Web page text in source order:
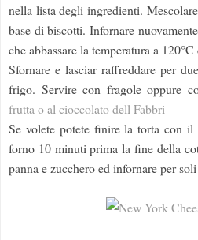
nella lista degli ingredienti.
base di biscotti. Infornare
che abbassare la temperatura a
Sfornare e lasciar raffreddare per
frigo. Servire con fragole oppure
frutta o al cioccolato dell Fabbri
Se volete potete finire la torta con
forno 10 minuti prima la fine della
panna e zucchero ed infornare per